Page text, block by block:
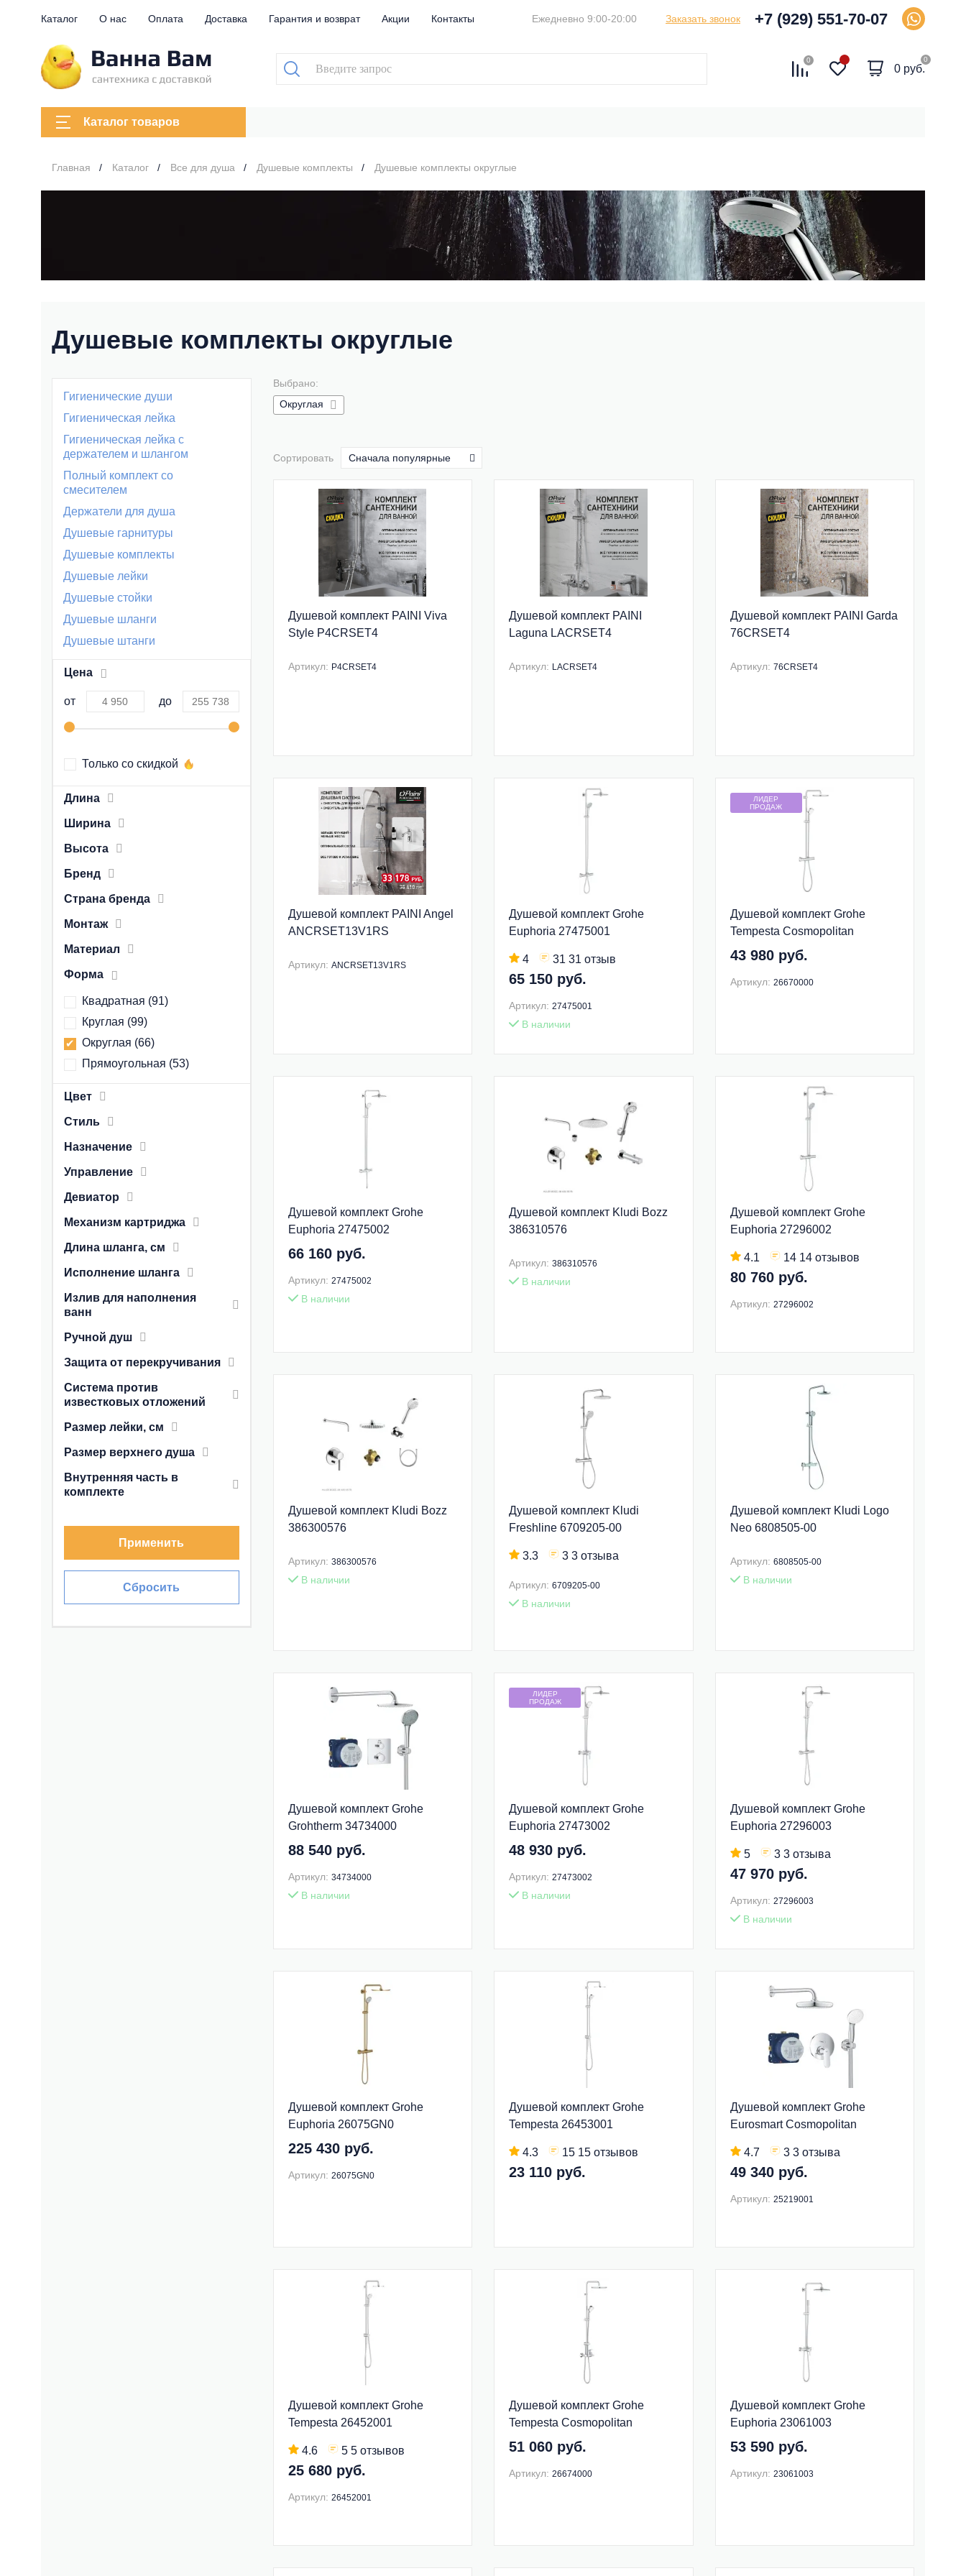
Каталог О нас Оплата Доставка Гарантия и возврат Акции Контакты Ежедневно 9:00-20:00 Заказать звонок +7 (929) 551-70-07
0 0
0 руб.
Каталог товаров
Главная Каталог Все для душа Душевые комплекты Душевые комплекты округлые
Душевые комплекты округлые
Гигиенические души
Гигиеническая лейка
Гигиеническая лейка с
держателем и шлангом
Полный комплект со
смесителем
Держатели для душа
Душевые гарнитуры
Душевые комплекты
Душевые лейки
Душевые стойки
Душевые шланги
Душевые штанги
Цена
от до
Только со скидкой
Длина
Ширина
Высота
Бренд
Страна бренда
Монтаж
Материал
Форма
Квадратная (91)
Круглая (99)
Округлая (66)
Прямоугольная (53)
Цвет
Стиль
Назначение
Управление
Девиатор
Механизм картриджа
Длина шланга, см
Исполнение шланга
Излив для наполнения
ванн
Ручной душ
Защита от перекручивания
Система против
известковых отложений
Размер лейки, см
Размер верхнего душа
Внутренняя часть в
комплекте
Применить
Сбросить
Выбрано:
Округлая
Сортировать Сначала популярные
Душевой комплект PAINI Viva
Style P4CRSET4
Артикул: P4CRSET4
Душевой комплект PAINI
Laguna LACRSET4
Артикул: LACRSET4
Душевой комплект PAINI Garda
76CRSET4
Артикул: 76CRSET4
Душевой комплект PAINI Angel
ANCRSET13V1RS
Артикул: ANCRSET13V1RS
Душевой комплект Grohe
Euphoria 27475001
4 31 31 отзыв
65 150 руб.
Артикул: 27475001
В наличии
ЛИДЕР
ПРОДАЖ
Душевой комплект Grohe
Tempesta Cosmopolitan
26670000
43 980 руб.
Артикул: 26670000
Душевой комплект Grohe
Euphoria 27475002
66 160 руб.
Артикул: 27475002
В наличии
Душевой комплект Kludi Bozz
386310576
Артикул: 386310576
В наличии
Душевой комплект Grohe
Euphoria 27296002
4.1 14 14 отзывов
80 760 руб.
Артикул: 27296002
Душевой комплект Kludi Bozz
386300576
Артикул: 386300576
В наличии
Душевой комплект Kludi
Freshline 6709205-00
3.3 3 3 отзыва
Артикул: 6709205-00
В наличии
Душевой комплект Kludi Logo
Neo 6808505-00
Артикул: 6808505-00
В наличии
Душевой комплект Grohe
Grohtherm 34734000
88 540 руб.
Артикул: 34734000
В наличии
ЛИДЕР
ПРОДАЖ
Душевой комплект Grohe
Euphoria 27473002
48 930 руб.
Артикул: 27473002
В наличии
Душевой комплект Grohe
Euphoria 27296003
5 3 3 отзыва
47 970 руб.
Артикул: 27296003
В наличии
Душевой комплект Grohe
Euphoria 26075GN0
225 430 руб.
Артикул: 26075GN0
Душевой комплект Grohe
Tempesta 26453001
4.3 15 15 отзывов
23 110 руб.
Душевой комплект Grohe
Eurosmart Cosmopolitan
4.7
3 3 отзыва
49 340 руб.
Артикул: 25219001
Душевой комплект Grohe
Tempesta 26452001
4.6 5 5 отзывов
25 680 руб.
Артикул: 26452001
Душевой комплект Grohe
Tempesta Cosmopolitan
26674000
51 060 руб.
Артикул: 26674000
Душевой комплект Grohe
Euphoria 23061003
53 590 руб.
Артикул: 23061003